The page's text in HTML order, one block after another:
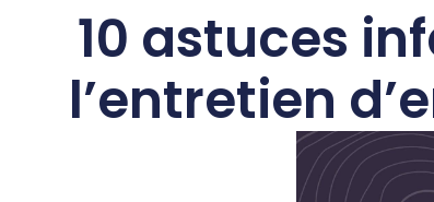
10 astuces
l’entretien